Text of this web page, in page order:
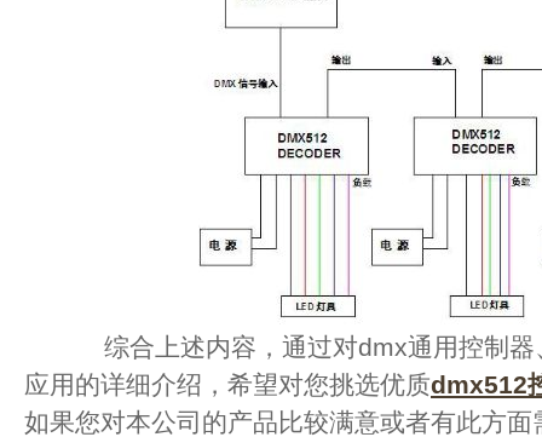
综合上述内容，通过对dmx通用控制器
应用的详细介绍，希望对您挑选优质dmx512
如果您对本公司的产品比较满意或者有此方